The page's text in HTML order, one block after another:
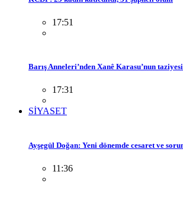
17:51
Barış Anneleri’nden Xanê Karasu’nun
17:31
SİYASET
Ayşegül Doğan: Yeni dönemde cesaret ve
11:36